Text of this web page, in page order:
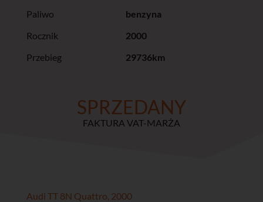
Paliwo
benzyna
Rocznik
2000
Przebieg
29736km
SPRZEDANY
FAKTURA VAT-MARŻA
Audi TT 8N Quattro, 2000